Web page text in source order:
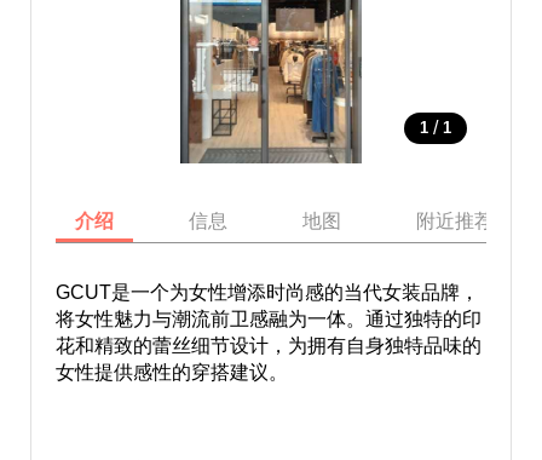
1 / 1
介绍 信息 地图 附近推荐景点
GCUT是一个为女性增添时尚感的当代女装品牌，
将女性魅力与潮流前卫感融为一体。通过独特的印
花和精致的蕾丝细节设计，为拥有自身独特品味的
女性提供感性的穿搭建议。